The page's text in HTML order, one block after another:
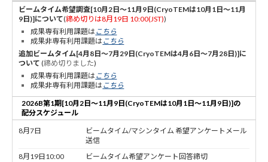
ビームタイム希望調査[10月2日～11月9日(CryoTEMは10月1日～11月
9日)]について(締め切りは8月19日 10:00(JST))
成果専有利用課題はこちら
成果非専有利用課題はこちら
追加ビームタイム[4月8日～7月29日(CryoTEMは4月6日～7月28日)]に
ついて (締め切りました)
成果専有利用課題はこちら
成果非専有利用課題はこちら
2026B第1期[10月2日～11月9日(CryoTEMは10月1日～11月9日)]の
配分スケジュール
8月7日
ビームタイム/マシンタイム 希望アンケートメール
送信
8月19日10:00
ビームタイム希望アンケート回答締切